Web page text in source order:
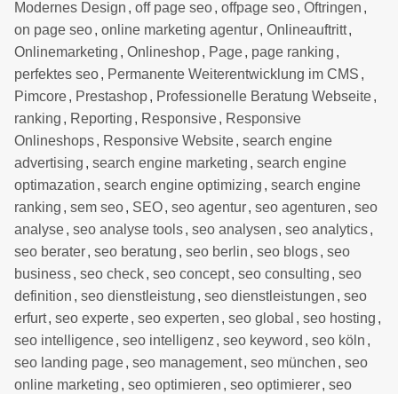
Modernes Design , off page seo, offpage seo, Oftringen ,
on page seo, online marketing agentur, Onlineauftritt,
Onlinemarketing , Onlineshop, Page, page ranking ,
perfektes seo, Permanente Weiterentwicklung im CMS ,
Pimcore, Prestashop, Professionelle Beratung Webseite,
ranking , Reporting , Responsive, Responsive
Onlineshops, Responsive Website, search engine
advertising , search engine marketing , search engine
optimazation , search engine optimizing , search engine
ranking , sem seo, SEO, seo agentur, seo agenturen , seo
analyse, seo analyse tools, seo analysen , seo analytics,
seo berater, seo beratung , seo berlin , seo blogs, seo
business, seo check, seo concept, seo consulting , seo
definition , seo dienstleistung , seo dienstleistungen , seo
erfurt, seo experte, seo experten , seo global , seo hosting ,
seo intelligence, seo intelligenz , seo keyword , seo köln ,
seo landing page, seo management, seo münchen , seo
online marketing , seo optimieren , seo optimierer, seo